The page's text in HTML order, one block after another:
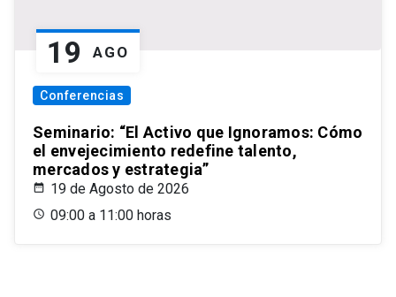
19 AGO
Conferencias
Seminario: “El Activo que Ignoramos: Cómo
el envejecimiento redefine talento,
mercados y estrategia”
19 de Agosto de 2026
09:00 a 11:00 horas